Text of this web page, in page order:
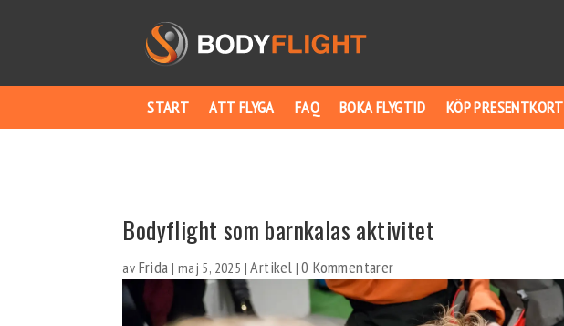
START ATT FLYGA FAQ BOKA FLYGTID KÖP PRESENTKORT
Bodyflight som barnkalas aktivitet
av Frida | maj 5, 2025 |Artikel |0 Kommentarer